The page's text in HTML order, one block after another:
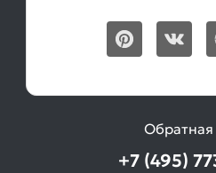
Обратная
+7 (495)